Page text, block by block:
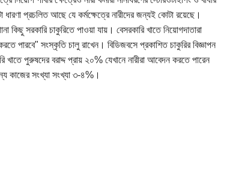
প্রচলিত আছে যে কর্মক্ষেত্রে নারীদের জন্যই কোটা রয়েছে।
কিছু সরকারি চাকুরিতে পাওয়া যায়। বেসরকারি খাতে নিয়োগদাতারা
পারবে" সংস্কৃতি চালু রাখেন। বিডিজবসে প্রকাশিত চাকুরির বিজ্ঞাপন
খাতে পুরুষদের বরাদ্দ প্রায় ২০% যেখানে নারীরা আবেদন করতে পারেন
কাজের সংখ্যা সংখ্যা ৩-৪%।